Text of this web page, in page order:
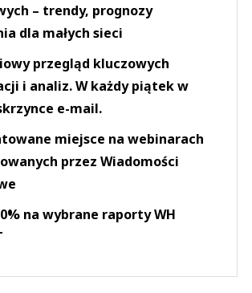
– trendy, prognozy
dla małych sieci
przegląd kluczowych
i analiz. W każdy piątek w
e-mail.
miejsce na webinarach
przez Wiadomości
na wybrane raporty WH